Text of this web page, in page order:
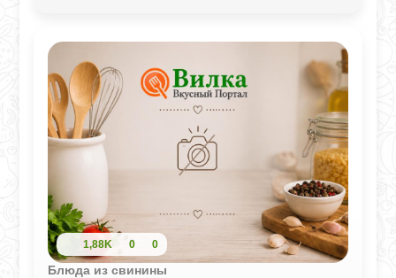
1,88K 0 0
Блюда из свинины